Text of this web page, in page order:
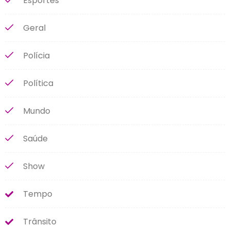
Geral
Polícia
Política
Mundo
Saúde
Show
Tempo
Trânsito